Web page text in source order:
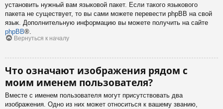
установить нужный вам языковой пакет. Если такого языкового
пакета не существует, то вы сами можете перевести phpBB на свой
язык. Дополнительную информацию вы можете получить на сайте
phpBB®.
Вернуться к началу
Что означают изображения рядом с
моим именем пользователя?
Вместе с именем пользователя могут присутствовать два
изображения. Одно из них может относиться к вашему званию,